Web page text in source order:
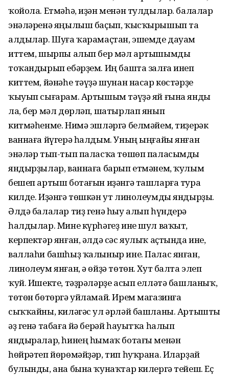
ҡойола. Етмәһә, иҙән менән тулдылар. балалар
энәләренә яңылыш баҫып, ҡысҡырышып та
алдылар. Шуға ҡарамаҫтан, эшемде дауам
иттем, шырпы алып бер мәл артышымды
тоҡандырып ебәрҙем. Иң башта залға инеп
киттем, йәнәһе тәүҙә шунан насар көстәрҙе
ҡыуып сығарам. Артышым тәүҙә яй ғына янды
ла, бер мәл дөрләп, шатырлап янып
китмәһенме. Нимә эшләргә белмәйем, тиҙерәк
ваннаға йүгерә һалдым. Уның ыңғайы янған
энәләр тып-тып паласҡа төшөп паласымды
яндырҙылар, ваннаға барып етмәнем, ҡулым
бешеп артыш ботағын иҙәнгә ташларға тура
килде. Иҙәнгә төшкән ут линолеумды яндырҙы.
Әлдә балалар тиҙ генә һыу алып һүндерә
һалдылар. Мине күрһәгеҙ ине шул ваҡыт,
керпектәр янған, әлдә сәс яулыҡ аҫтында ине,
валлаһи башһыҙ ҡалыныр ине. Палас янған,
линолеум янған, ә өйҙә төтөн. Хут балта элеп
ҡуй. Ишекте, тәҙрәләрҙе асып елләтә башланыҡ,
төтөн бөтөргә уйламай. Ирем магазинға
сыҡҡайны, киләгәс ул әрләй башланы. Артышты
әҙ генә табаға йә берәй һауытҡа һалып
яндыралар, һинең һымаҡ ботағы менән
һөйрәтеп йөрөмәйҙәр, тип һуҡрана. Иларҙай
булынды, ана бына ҡунаҡтар килергә тейеш. Еҫ